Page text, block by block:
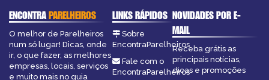
ENCONTRAPARELHEIROS
O melhor de Parelheiros
num só lugar! Dicas, onde
ir, o que fazer, as melhores
empresas, locais, serviços
e muito mais no guia
LINKS RÁPIDOS
Sobre
EncontraParelheiros
Fale com o
EncontraParelheiros
NOVIDADES POR E-
MAIL
Receba grátis as
principais notícias,
dicas e promoções